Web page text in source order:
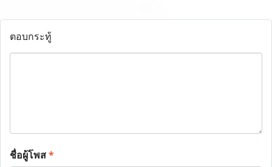
ตอบกระทู้
ชื่อผู้โพส*